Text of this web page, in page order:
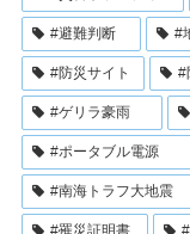
#避難判断 #
#防災サイト #
#ゲリラ豪雨
#ポータブル電源
#南海トラフ大地震
#罹災証明書